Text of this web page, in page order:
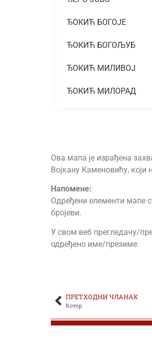
ЂОКИЋ БОГОЈЕ
ЂОКИЋ БОГОЉУБ
ЂОКИЋ МИЛИВОЈ
ЂОКИЋ МИЛОРАД
ЂОКИЋ ОБРАД
ЂОКИЋ-ЂУРИЋ
ЂОКОВИЋ МИЛАН
ЂОРЂЕВИЋ АЛЕКСА
ЂОРЂЕВИЋ
ЂОРЂЕВИЋ ЖИВКО
Ова мапа је израђена
Војкану Каменовићу,
Напоменe:
Одређени елементи мапе
бројеви.
У свом веб прегледачу/
одређено име/презиме.
ПРЕТХОДНИ ЧЛАНАК
Котор